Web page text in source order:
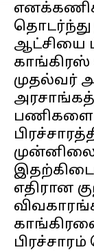
ஆட்சியை
முதல்வர்
பணிகளை
எதிரான